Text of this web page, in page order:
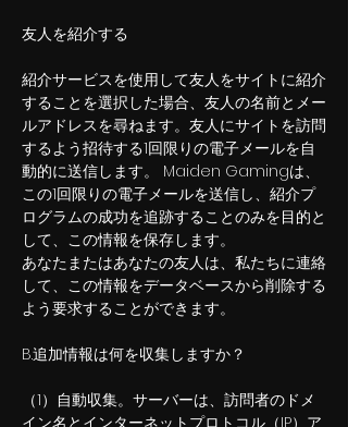
友人を紹介する
紹介サービスを使用して友人をサイトに紹介
することを選択した場合、友人の名前とメー
ルアドレスを尋ねます。友人にサイトを訪問
するよう招待する1回限りの電子メールを自
動的に送信します。 Maiden Gamingは、
この1回限りの電子メールを送信し、紹介プ
ログラムの成功を追跡することのみを目的と
して、この情報を保存します。
あなたまたはあなたの友人は、私たちに連絡
して、この情報をデータベースから削除する
よう要求することができます。
B.追加情報は何を収集しますか？
（1）自動収集。サーバーは、訪問者のドメ
イン名とインターネットプロトコル（IP）ア